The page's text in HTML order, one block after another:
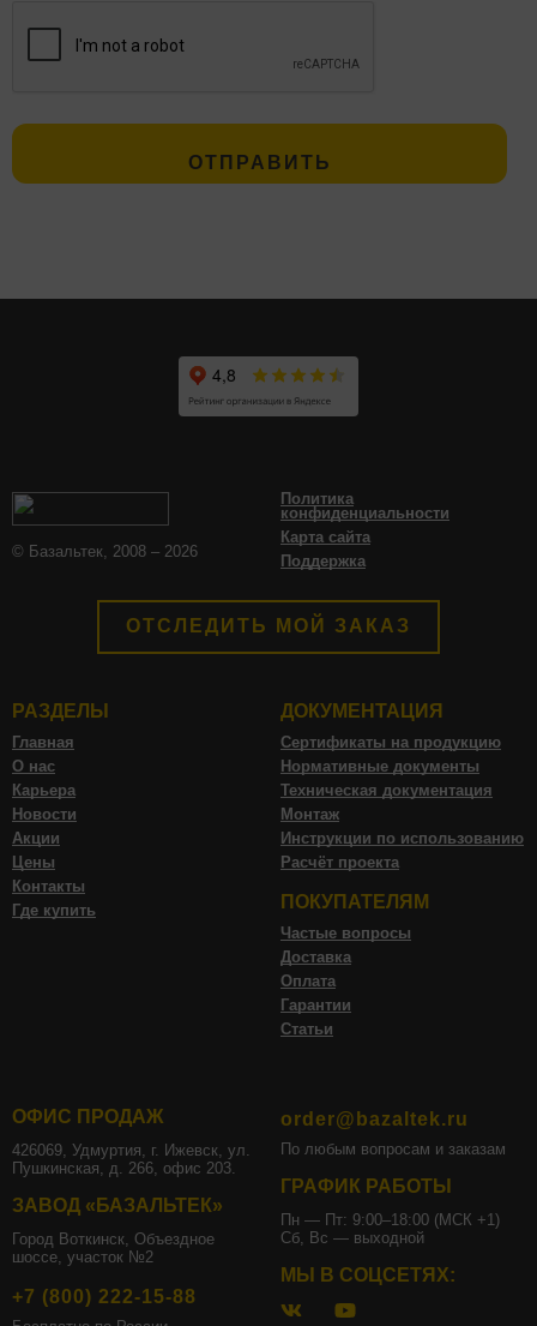
© Базальтек, 2008 – 2026
Политика
конфиденциальности
Карта сайта
Поддержка
ОТСЛЕДИТЬ МОЙ ЗАКАЗ
РАЗДЕЛЫ
Главная
О нас
Карьера
Новости
Акции
Цены
Контакты
Где купить
ДОКУМЕНТАЦИЯ
Сертификаты на продукцию
Нормативные документы
Техническая документация
Монтаж
Инструкции по использованию
Расчёт проекта
ПОКУПАТЕЛЯМ
Частые вопросы
Доставка
Оплата
Гарантии
Статьи
ОФИС ПРОДАЖ
426069, Удмуртия, г. Ижевск, ул.
Пушкинская, д. 266, офис 203.
ЗАВОД «БАЗАЛЬТЕК»
Город Воткинск, Объездное
шоссе, участок №2
+7 (800) 222-15-88
order@bazaltek.ru
По любым вопросам и заказам
ГРАФИК РАБОТЫ
Пн — Пт: 9:00–18:00 (МСК +1)
Сб, Вс — выходной
МЫ В СОЦСЕТЯХ: